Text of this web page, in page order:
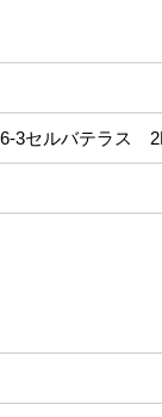
6-3セルバテラス